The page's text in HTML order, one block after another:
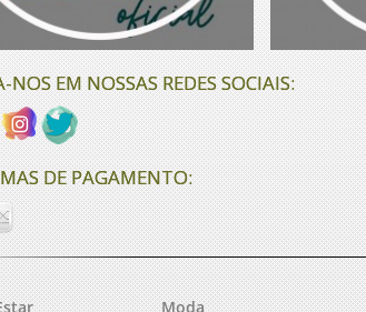
NOS EM NOSSAS REDES SOCIAIS:
DE PAGAMENTO:
Moda